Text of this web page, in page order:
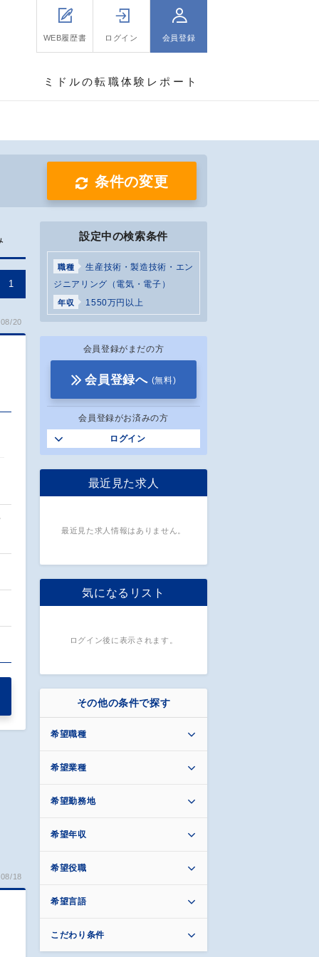
WEB履歴書 ログイン 会員登録
ミドルの転職体験レポート
条件の変更
1
20
18
設定中の検索条件
職種
生産技術・製造技術・エン
ジニアリング（電気・電子）
年収 1550万円以上
会員登録がまだの方
会員登録へ (無料)
会員登録がお済みの方
ログイン
最近見た求人
最近見た求人情報はありません。
気になるリスト
ログイン後に表示されます。
その他の条件で探す
希望職種
希望業種
希望勤務地
希望年収
希望役職
希望言語
こだわり条件